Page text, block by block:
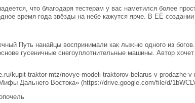
что благодаря тестерам у вас наметился более
время года звёзды на небе кажутся ярче. В ЕЁ
Путь нанайцы воспринимали как лыжню одного из
гусеничные снегоуплотнительные машины. Автор
kupit-traktor-mtz/novye-modeli-traktorov-belarus-v-prodazhe-
Дальнего Востока» (https://drive.google.com/file/d/